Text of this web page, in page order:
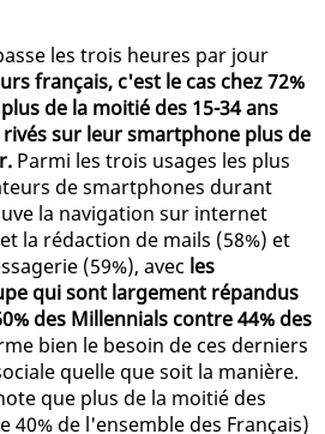
les trois heures par jour
français, c'est le cas chez 72%
de la moitié des 15-34 ans
rivés sur leur smartphone plus de
Parmi les trois usages les plus
de smartphones durant
la navigation sur internet
la rédaction de mails (58%) et
(59%), avec les
qui sont largement répandus
des Millennials contre 44% des
bien le besoin de ces derniers
quelle que soit la manière.
que plus de la moitié des
40% de l'ensemble des Français)